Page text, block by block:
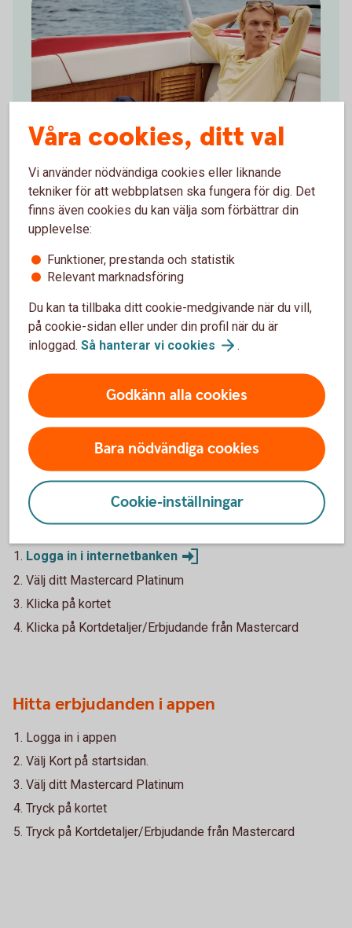
30 % på The Resort Co
Upptäck The Resort Co stiliga semesterplagg
Kollektionerna erbjuder pikétröjor, t-shirts, skjortor,
badbyxor, solglasögon och andra accessoarer.
Använd ditt Mastercard Platinum för att ta del av
erbjudandet. Erbjudandet gäller under 2026.
Ta del av alla erbjudanden för
Mastercard Platinum
Hitta erbjudanden i internettbanken
Logga in i internetbanken
Välj ditt Mastercard Platinum
Klicka på kortet
Klicka på Kortdetaljer/Erbjudande från Mastercard
Hitta erbjudanden i appen
Logga in i appen
Välj Kort på startsidan.
Välj ditt Mastercard Platinum
Tryck på kortet
Tryck på Kortdetaljer/Erbjudande från Mastercard
Våra cookies, ditt val
Vi använder nödvändiga cookies eller liknande
tekniker för att webbplatsen ska fungera för dig. Det
finns även cookies du kan välja som förbättrar din
upplevelse:
Funktioner, prestanda och statistik
Relevant marknadsföring
Du kan ta tillbaka ditt cookie-medgivande när du vill,
på cookie-sidan eller under din profil när du är
inloggad. Så hanterar vi cookies .
Godkänn alla cookies
Bara nödvändiga cookies
Cookie-inställningar